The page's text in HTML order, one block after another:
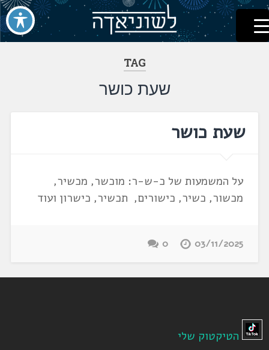
דלג
לתוכן
לשוניאדה
עברית. לשון. שפה
TAG
שעת כושר
שעת כושר
על המשמעות של כ-ש-ר: מוכשר, מכשיר,
מכשור, כשיר, כישורים, תכשיר, כישרון ועוד
03/11/2025
0
הטיקטוק שלי